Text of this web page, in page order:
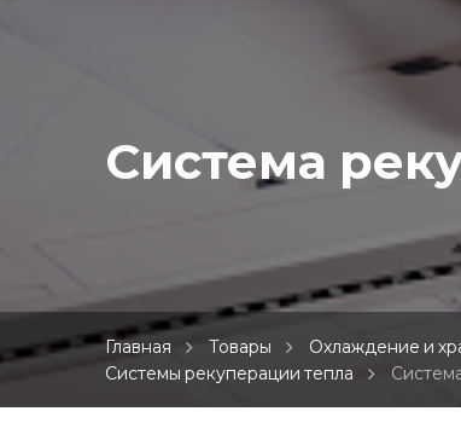
Система
Главная Товары
Охлаждение и
Системы рекуперации тепла